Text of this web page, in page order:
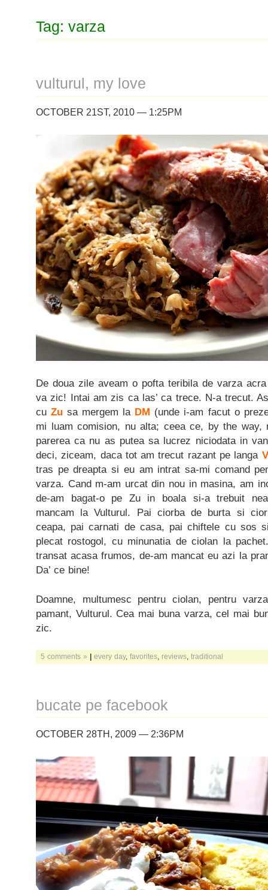
Tag: varza
vulturul, my love
OCTOBER 21ST, 2010 — 1:25PM
De doua zile aveam o pofta teribila de varza
va zic! Intai am zis ca las’ ca trece. N-a trecut.
cuZu sa mergem la DM (unde i-am facut o
mi luam comision, nu alta; ceea ce, by the way,
parerea ca nu as putea sa lucrez niciodata in
deci, ziceam, daca tot am trecut razant pe langa
tras pe dreapta si eu am intrat sa-mi comand
varza. Cand m-am urcat din nou in masina, am
de-am bagat-o pe Zu in boala si-a trebuit
mancam la Vulturul. Pai ciorba de burta si
ceapa, pai carnati de casa, pai chiftele cu sos
plecat rostogol, cu minunatia de ciolan la
transat acasa frumos, de-am mancat eu azi la
Da’ ce bine!
Doamne, multumesc pentru ciolan, pentru
pamant, Vulturul. Cea mai buna varza, cel mai
zic.
5 comments » | every day, favorites reviews traditional
bucate pe facebook
OCTOBER 28TH, 2009 — 2:36PM